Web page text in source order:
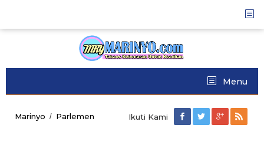
content
Menu
Marinyo / Parlemen Ikuti Kami